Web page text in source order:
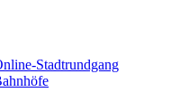
Stadtrundgang